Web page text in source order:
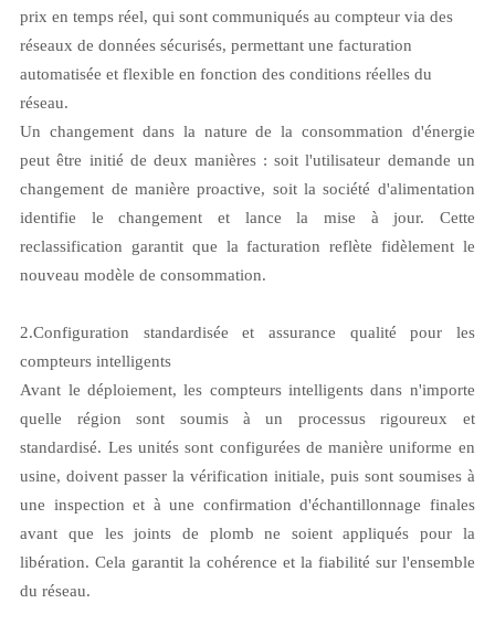
prix en temps réel, qui sont communiqués au compteur via des
réseaux de données sécurisés, permettant une facturation
automatisée et flexible en fonction des conditions réelles du
réseau.
Un changement dans la nature de la consommation d'énergie
peut être initié de deux manières : soit l'utilisateur demande un
changement de manière proactive, soit la société d'alimentation
identifie le changement et lance la mise à jour. Cette
reclassification garantit que la facturation reflète fidèlement le
nouveau modèle de consommation.
2.Configuration standardisée et assurance qualité pour les
compteurs intelligents
Avant le déploiement, les compteurs intelligents dans n'importe
quelle région sont soumis à un processus rigoureux et
standardisé. Les unités sont configurées de manière uniforme en
usine, doivent passer la vérification initiale, puis sont soumises à
une inspection et à une confirmation d'échantillonnage finales
avant que les joints de plomb ne soient appliqués pour la
libération. Cela garantit la cohérence et la fiabilité sur l'ensemble
du réseau.